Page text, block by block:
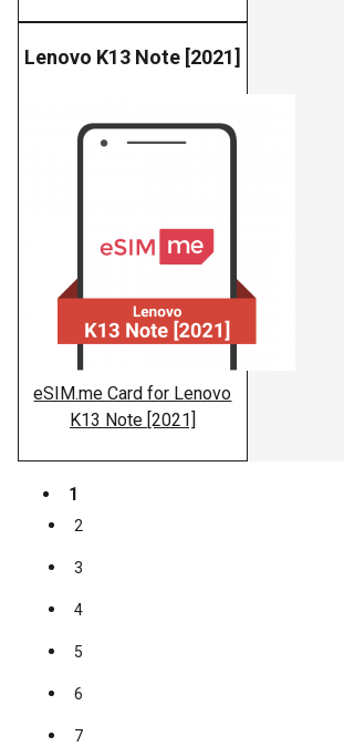
Lenovo K13 Note [2021]
eSIM.me Card for Lenovo
K13 Note [2021]
1
2
3
4
5
6
7